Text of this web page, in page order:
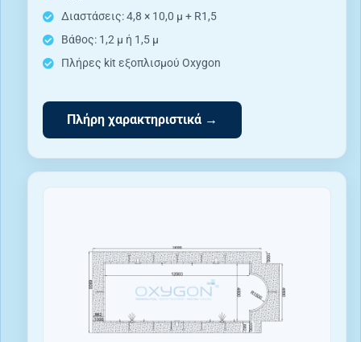
Διαστάσεις: 4,8 × 10,0 μ + R1,5
Βάθος: 1,2 μ ή 1,5 μ
Πλήρες kit εξοπλισμού Oxygon
Πλήρη χαρακτηριστικά →